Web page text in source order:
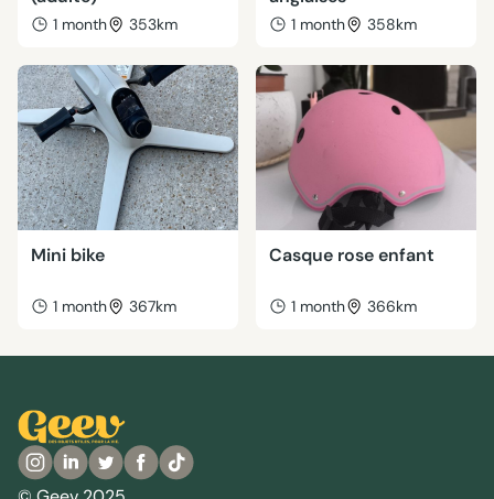
1 month 353km 1 month 358km
Mini bike
1 month 367km
Casque rose enfant
1 month 366km